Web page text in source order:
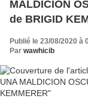
MALDICION
de BRIGID
Publié le 23/08/2020 à
Par wawhicib